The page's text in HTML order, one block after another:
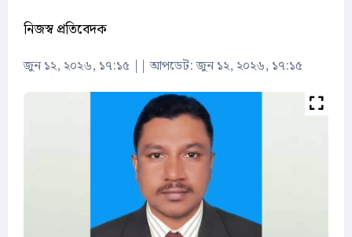
নিজস্ব প্রতিবেদক
জুন ১২, ২০২৬, ১৭:১৫ ||আপডেট: জুন ১২, ২০২৬, ১৭:১৫